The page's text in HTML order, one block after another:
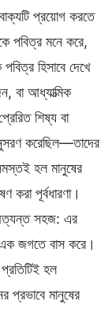
প্রয়োগ করতে
পবিত্র মনে করে,
হিসাবে দেখে
বা আধ্যাত্মিক
শিষ্য বা
করেছিল—তাদের
হল মানুষের
করা পূর্বধারণা।
অত্যন্ত সহজ: এর
জগতে বাস করে।
হল
প্রভাবে মানুষের